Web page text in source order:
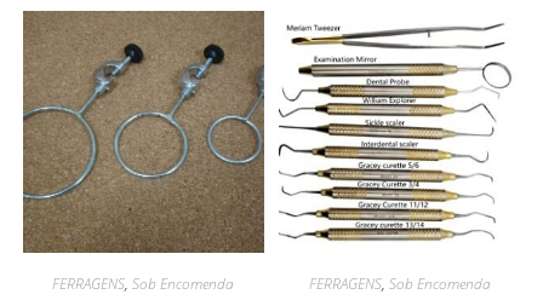
FERRAGENS,Sob Encomenda FERRAGENS, Sob Encomenda